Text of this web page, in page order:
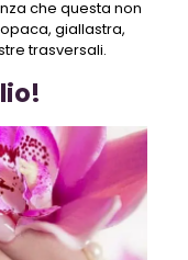
che questa non
giallastra,
trasversali.